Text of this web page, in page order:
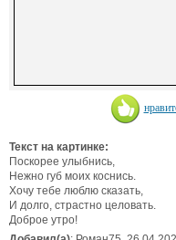
Текст на картинке:
Поскорее улыбнись,
Нежно губ моих коснись.
Хочу тебе люблю сказать,
И долго, страстно целовать.
Доброе утро!